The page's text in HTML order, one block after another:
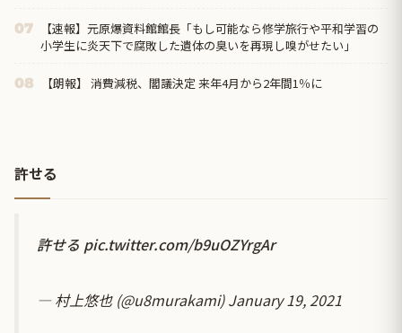
07
【速報】元原爆資料館館長「もし可能なら修学旅行や平和学習の
小学生に炎天下で腐敗した遺体の臭いを再現し嗅がせたい」
08 【朗報】 消費減税、閣議決定 来年4月から2年間1％に
許せる
許せる pic.twitter.com/b9uOZYrgAr
— 村上悠也 (@u8murakami)January 19, 2021